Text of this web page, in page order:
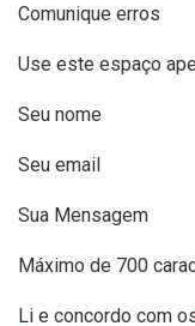
Comunique erros
Use este espaço
Seu nome
Seu email
Sua Mensagem
Máximo de 700
Li e concordo com